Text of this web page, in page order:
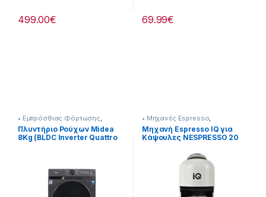
499.00€ 69.99€
• Εμπρόσθιας Φόρτωσης,
Πλυντήρια & Στεγνωτήρια
Πλυντήριο Ρούχων Midea
8Kg (BLDC Inverter Quattro
• Μηχανές Espresso,
Προετοιμασία Πρωινού
Μηχανή Espresso IQ για
Κάψουλες NESPRESSO 20